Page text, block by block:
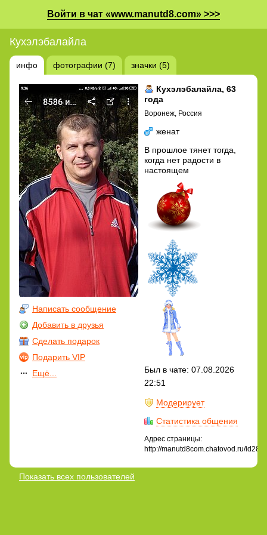
Войти в чат «www.manutd8.com» >>>
Кухэлэбалайла
инфо фотографии (7) значки (5)
Написать сообщение
Добавить в друзья
Сделать подарок
Подарить VIP
Ещё...
Кухэлэбалайла, 63
года
Воронеж, Россия
женат
В прошлое тянет тогда,
когда нет радости в
настоящем
Был в чате: 07.08.2026
22:51
Модерирует
Статистика общения
Адрес страницы:
http://manutd8com.chatovod.ru/
Показать всех пользователей